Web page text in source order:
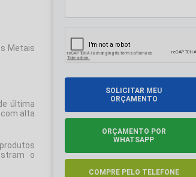
Metais
última
com alta
o
SOLICITAR MEU
ORÇAMENTO
ORÇAMENTO POR
WHATSAPP
COMPRE PELO TELEFONE